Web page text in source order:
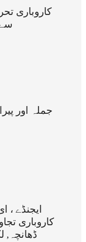
کاروباری
جملہ اور
ایجنڈے ،
کاروباری
ڈھانچہ,